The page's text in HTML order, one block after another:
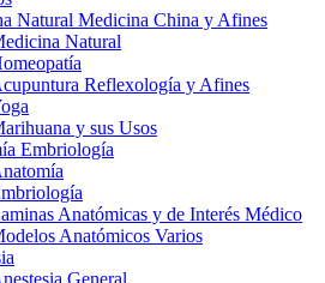
Natural Medicina China y Afines
Natural
Reflexología y Afines
y sus Usos
Embriología
Anatómicas y de Interés Médico
Anatómicos Varios
General